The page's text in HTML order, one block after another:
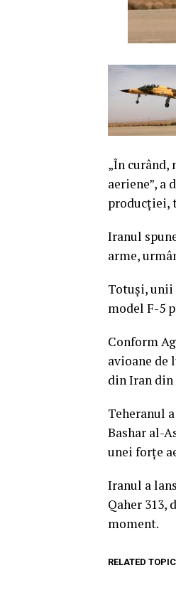
„În curând,
aeriene”, a
producţiei,
Iranul
arme,
Totuşi, unii
model F-5
Conform
avioane de
din Iran din
Teheranul
Bashar al-
unei forţe
Iranul a
Qaher
moment.
RELATED